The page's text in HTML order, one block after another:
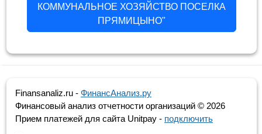
КОММУНАЛЬНОЕ ХОЗЯЙСТВО ПОСЕЛКА
ПРЯМИЦЫНО"
Finansanaliz.ru - ФинанcАнализ.ру
Финансовый анализ отчетности организаций © 2026
Прием платежей для сайта Unitpay - подключить